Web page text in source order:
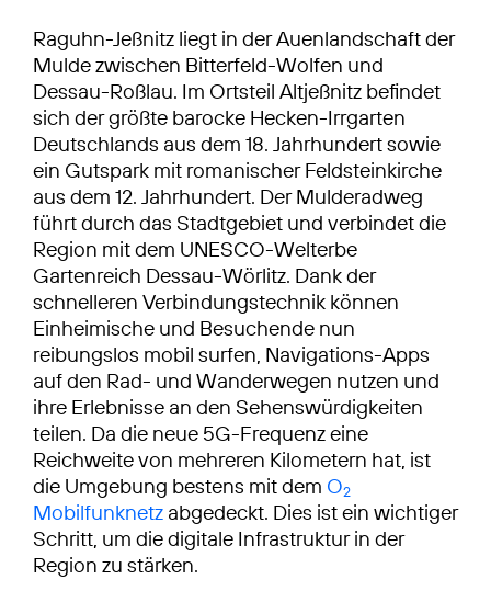
Raguhn-Jeßnitz liegt in der Auenlandschaft der
Mulde zwischen Bitterfeld-Wolfen und
Dessau-Roßlau. Im Ortsteil Altjeßnitz befindet
sich der größte barocke Hecken-Irrgarten
Deutschlands aus dem 18. Jahrhundert sowie
ein Gutspark mit romanischer Feldsteinkirche
aus dem 12. Jahrhundert. Der Mulderadweg
führt durch das Stadtgebiet und verbindet die
Region mit dem UNESCO-Welterbe
Gartenreich Dessau-Wörlitz. Dank der
schnelleren Verbindungstechnik können
Einheimische und Besuchende nun
reibungslos mobil surfen, Navigations-Apps
auf den Rad- und Wanderwegen nutzen und
ihre Erlebnisse an den Sehenswürdigkeiten
teilen. Da die neue 5G-Frequenz eine
Reichweite von mehreren Kilometern hat, ist
die Umgebung bestens mit dem O2
Mobilfunknetz abgedeckt. Dies ist ein wichtiger
Schritt, um die digitale Infrastruktur in der
Region zu stärken.